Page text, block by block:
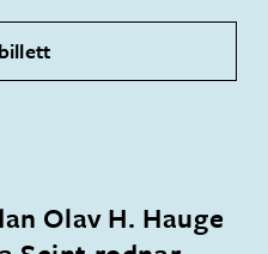
Olav H. Hauge